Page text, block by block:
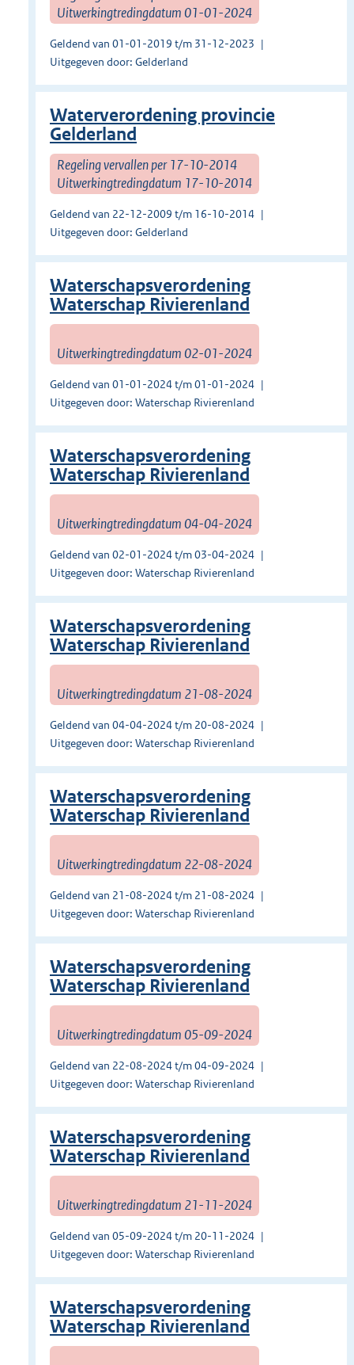
Uitwerkingtredingdatum 01-01-2024
Geldend van 01-01-2019 t/m 31-12-2023
Uitgegeven door: Gelderland
Waterverordening provincie
Gelderland
Regeling vervallen per 17-10-2014
Uitwerkingtredingdatum 17-10-2014
Geldend van 22-12-2009 t/m 16-10-2014
Uitgegeven door: Gelderland
Waterschapsverordening
Waterschap Rivierenland
Uitwerkingtredingdatum 02-01-2024
Geldend van 01-01-2024 t/m 01-01-2024
Uitgegeven door: Waterschap Rivierenland
Waterschapsverordening
Waterschap Rivierenland
Uitwerkingtredingdatum 04-04-2024
Geldend van 02-01-2024 t/m 03-04-2024
Uitgegeven door: Waterschap Rivierenland
Waterschapsverordening
Waterschap Rivierenland
Uitwerkingtredingdatum 21-08-2024
Geldend van 04-04-2024 t/m 20-08-2024
Uitgegeven door: Waterschap Rivierenland
Waterschapsverordening
Waterschap Rivierenland
Uitwerkingtredingdatum 22-08-2024
Geldend van 21-08-2024 t/m 21-08-2024
Uitgegeven door: Waterschap Rivierenland
Waterschapsverordening
Waterschap Rivierenland
Uitwerkingtredingdatum 05-09-2024
Geldend van 22-08-2024 t/m 04-09-2024
Uitgegeven door: Waterschap Rivierenland
Waterschapsverordening
Waterschap Rivierenland
Uitwerkingtredingdatum 21-11-2024
Geldend van 05-09-2024 t/m 20-11-2024
Uitgegeven door: Waterschap Rivierenland
Waterschapsverordening
Waterschap Rivierenland